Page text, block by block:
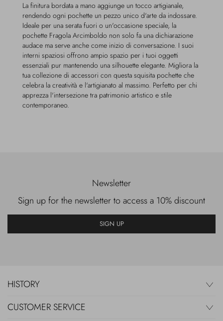
La finitura bordata a mano aggiunge un tocco artigianale,
rendendo ogni pochette un pezzo unico d'arte da indossare.
Ideale per una serata fuori o un'occasione speciale, la
pochette Fragola Arcimboldo non solo fa una dichiarazione
audace ma serve anche come inizio di conversazione. I suoi
interni spaziosi offrono ampio spazio per i tuoi oggetti
essenziali pur mantenendo una silhouette elegante. Migliora la
tua collezione di accessori con questa squisita pochette che
celebra la creatività e l'artigianato al massimo. Perfetto per chi
apprezza l'intersezione tra patrimonio artistico e stile
contemporaneo.
Newsletter
Sign up for the newsletter to access a 10% discount
SIGN UP
HISTORY
CUSTOMER SERVICE